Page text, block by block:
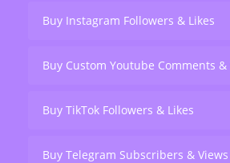
Buy Instagram Followers & Likes
Buy Custom Youtube Comments
Buy TikTok Followers & Likes
Buy Telegram Subscribers & Views